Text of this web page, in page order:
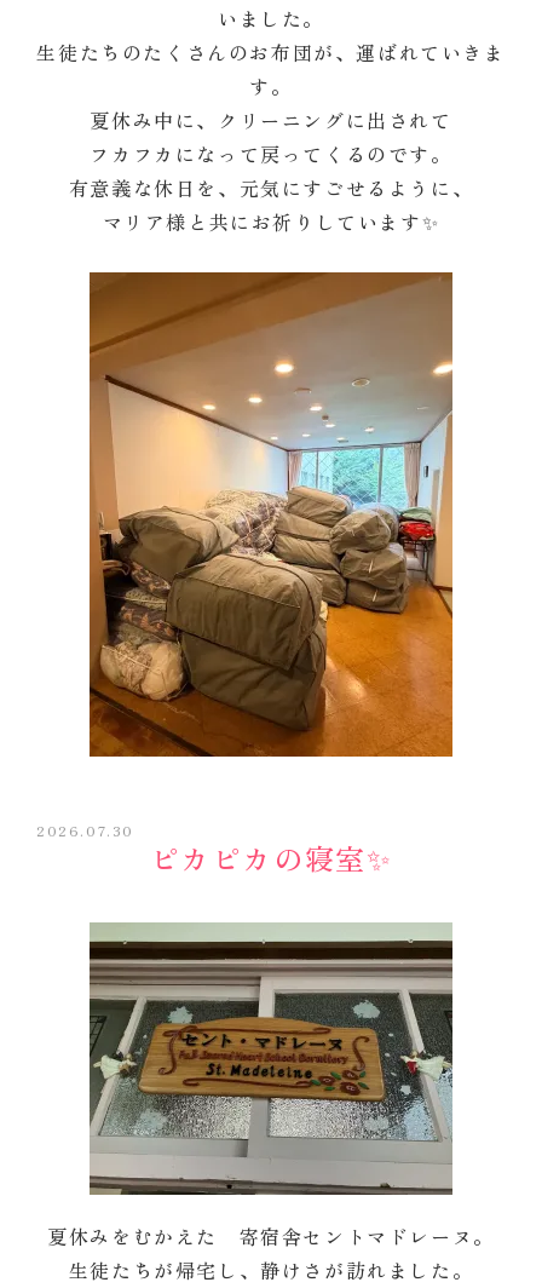
いました。
生徒たちのたくさんのお布団が、運ばれていきま
す。
夏休み中に、クリーニングに出されて
フカフカになって戻ってくるのです。
有意義な休日を、元気にすごせるように、
マリア様と共にお祈りしています✨
2026.07.30
ピカピカの寝室✨
夏休みをむかえた 寄宿舎セントマドレーヌ。
生徒たちが帰宅し、静けさが訪れました。